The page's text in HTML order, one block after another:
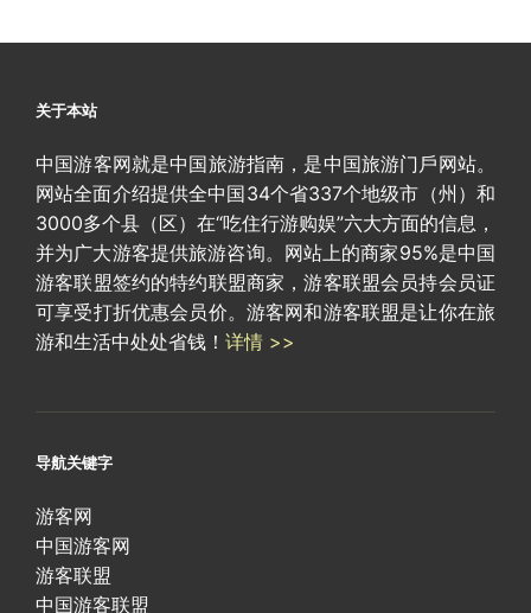
关于本站
中国游客网就是中国旅游指南，是中国旅游门戶网站。
网站全面介绍提供全中国34个省337个地级市（州）和
3000多个县（区）在“吃住行游购娱”六大方面的信息，
并为广大游客提供旅游咨询。网站上的商家95%是中国
游客联盟签约的特约联盟商家，游客联盟会员持会员证
可享受打折优惠会员价。游客网和游客联盟是让你在旅
游和生活中处处省钱！ 详情 >>
导航关键字
游客网
中国游客网
游客联盟
中国游客联盟